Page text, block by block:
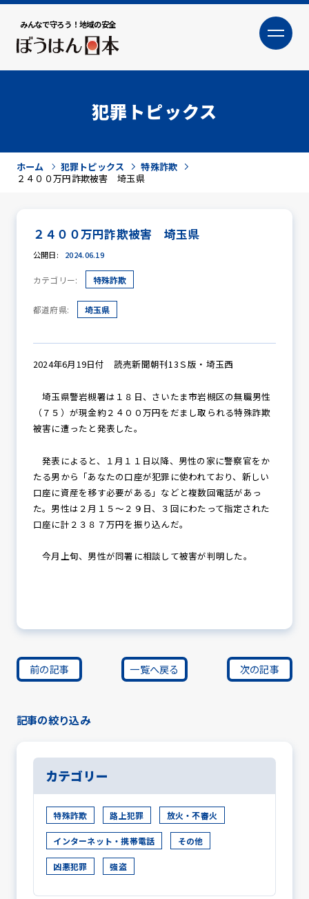
みんなで守ろう！地域の安全
大
防犯活動ニュース
防犯パトロール
防犯セミナー
防犯対策情報
犯罪トピックス
ホーム 犯罪トピックス
特殊詐欺
２４００万円詐欺被害 埼玉県
２４００万円詐欺被害 埼玉県
公開日: 2024.06.19
カテゴリー: 特殊詐欺
都道府県: 埼玉県
2024年6月19日付 読売新聞朝刊13Ｓ版・埼玉西
埼玉県警岩槻署は１８日、さいたま市岩槻区の無職男性
（７５）が現金約２４００万円をだまし取られる特殊詐欺
被害に遭ったと発表した。
発表によると、１月１１日以降、男性の家に警察官をか
たる男から「あなたの口座が犯罪に使われており、新しい
口座に資産を移す必要がある」などと複数回電話があっ
た。男性は２月１５～２９日、３回にわたって指定された
口座に計２３８７万円を振り込んだ。
今月上旬、男性が同署に相談して被害が判明した。
前の記事 一覧へ戻る 次の記事
記事の絞り込み
カテゴリー
特殊詐欺 路上犯罪 放火・不審火
インターネット・携帯電話 その他
凶悪犯罪 強盗